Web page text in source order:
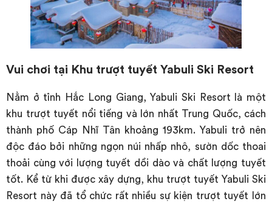
Vui chơi tại Khu trượt tuyết Yabuli Ski Resort
Nằm ở tỉnh Hắc Long Giang, Yabuli Ski Resort là một
khu trượt tuyết nổi tiếng và lớn nhất Trung Quốc, cách
thành phố Cáp Nhĩ Tân khoảng 193km. Yabuli trở nên
độc đáo bởi những ngọn núi nhấp nhô, sườn dốc thoai
thoải cùng với lượng tuyết dồi dào và chất lượng tuyết
tốt. Kể từ khi được xây dựng, khu trượt tuyết Yabuli Ski
Resort này đã tổ chức rất nhiều sự kiện trượt tuyết lớn